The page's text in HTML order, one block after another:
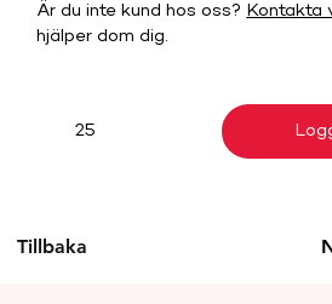
Tillbaka
Är du inte kund hos oss? Kontakta
hjälper dom dig.
25